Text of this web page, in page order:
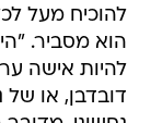
להוכיח מעל
הוא מסביר.
להיות אישה
דובדבן, או של